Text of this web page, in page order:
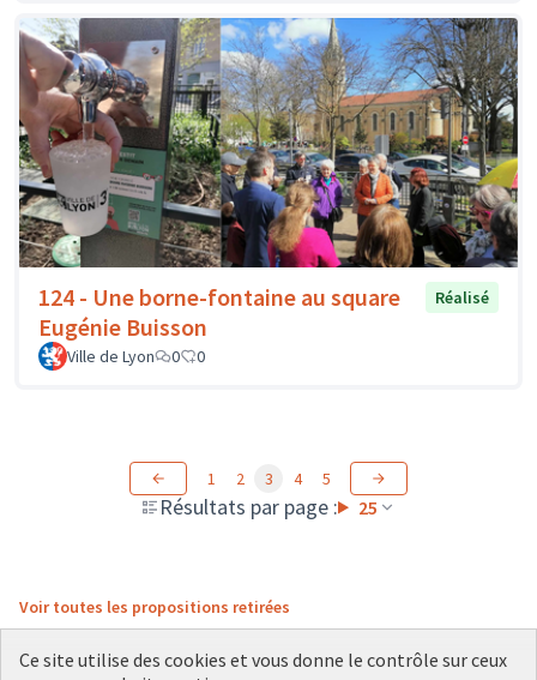
124 - Une borne-fontaine au square
Eugénie Buisson
Réalisé
Ville de Lyon 0 0
Résultats par page : 25
1 2 3 4 5
Voir toutes les propositions retirées
Ce site utilise des cookies et vous donne le contrôle sur ceux